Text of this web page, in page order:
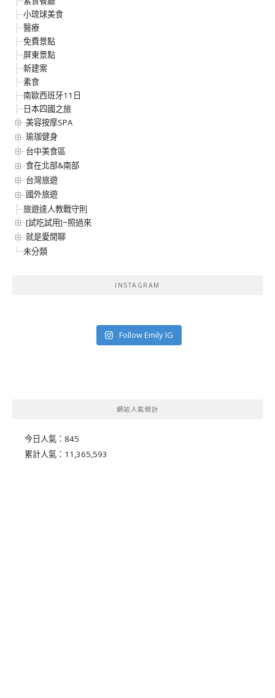
小琉球美食
醫療
免費景點
屏東景點
新建案
素食
南歐西班牙11日
日本四國之旅
美容按摩SPA
瑜珈健身
台中美食區
食在北部&南部
台灣旅遊
國外旅遊
旅遊達人教戰守則
[試吃試用]~照過來
就是愛閒聊
未分類
INSTAGRAM
Follow Emily IG
網站人氣統計
今日人氣： 845
累計人氣： 11,365,593